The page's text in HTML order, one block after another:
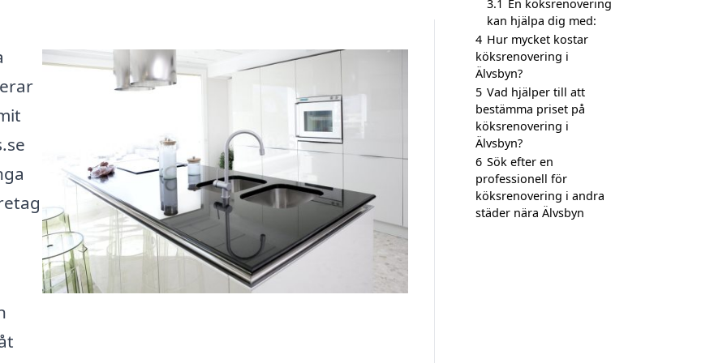
3.1 En köksrenovering
kan hjälpa dig med:
4 Hur mycket kostar
köksrenovering i
Älvsbyn?
5 Vad hjälper till att
bestämma priset på
köksrenovering i
Älvsbyn?
6 Sök efter en
professionell för
köksrenovering i andra
städer nära Älvsbyn